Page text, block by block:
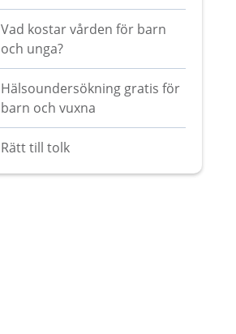
Vad kostar vården för barn
och unga?
Hälsoundersökning gratis för
barn och vuxna
Rätt till tolk